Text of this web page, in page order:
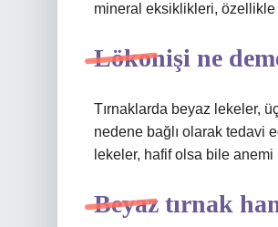
mineral eksiklikleri,
Lökonişi ne
Tırnaklarda beyaz lekeler,
nedene bağlı olarak tedavi
lekeler, hafif olsa bile
Beyaz tırnak